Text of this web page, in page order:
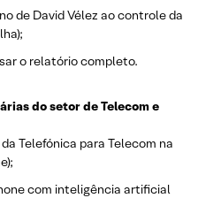
de David Vélez ao controle da
o relatório completo.
do setor de Telecom e
Telefónica para Telecom na
com inteligência artificial